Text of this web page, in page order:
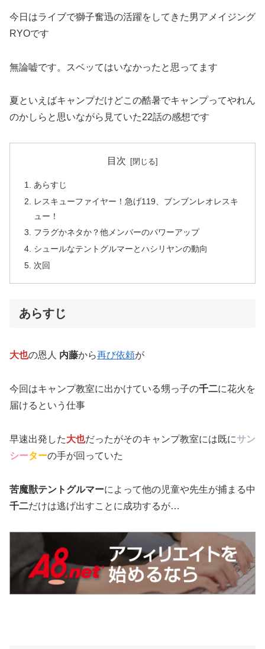
今日はライブで獅子奮迅の活躍をしてきた男アメイジング
RYOです
無論嘘です。スベッてはいなかったと思ってます
夏といえばキャンプだけどこの酷暑でキャンプってやれん
のかしらと思いながら見ていた22話の感想です
目次
あらすじ
レスキューファイヤー！急げ119、ブンブンレオレスキ
ュー！
フラグかネタか？他メンバーのパワーアップ
シュールなテントグルマーとハシリヤンの動向
次回
あらすじ
大也の恩人 内藤から再び依頼が
今回はキャンプ教室に出かけている甥っ子の千二に花火を
届けるという仕事
早速出発した大也だったがそのキャンプ教室には既にサン
シーターの手が回っていた
苦魔獣テントグルマーによって他の児童や先生が捕まる中
千二だけは逃げ出すことに成功するが…